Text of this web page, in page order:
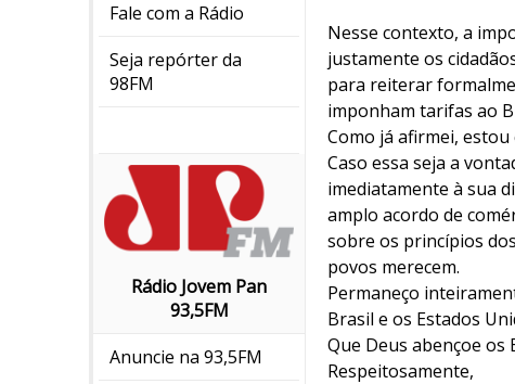
Fale com a Rádio
Seja repórter da
98FM
Rádio Jovem Pan
93,5FM
Anuncie na 93,5FM
Nesse contexto, a
justamente os
para reiterar
imponham tarifas ao
Como já afirmei,
Caso essa seja a
imediatamente à sua
amplo acordo de
sobre os princípios
povos merecem.
Permaneço
Brasil e os Estados
Que Deus abençoe os
Respeitosamente,